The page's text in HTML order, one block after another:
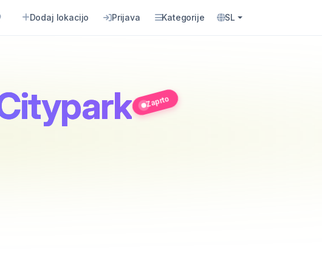
Dodaj lokacijo Prijava Kategorije SL
Zaprto